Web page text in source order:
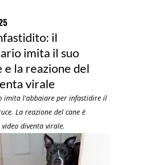
il
imita il suo
e la reazione del
virale
imita l'abbaiare per infastidire il
La reazione del cane è
diventa virale.